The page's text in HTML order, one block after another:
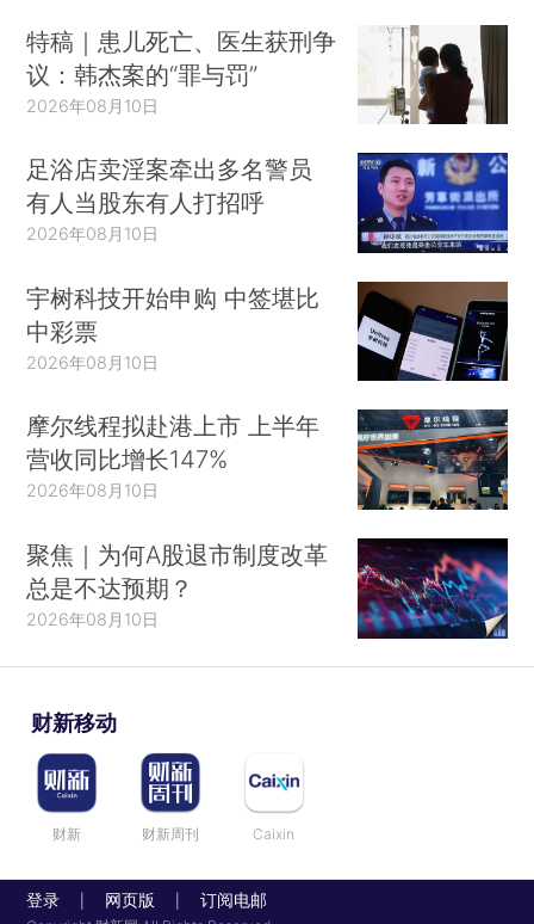
特稿｜患儿死亡、医生获刑争
议：韩杰案的“罪与罚”
2026年08月10日
足浴店卖淫案牵出多名警员
有人当股东有人打招呼
2026年08月10日
宇树科技开始申购 中签堪比
中彩票
2026年08月10日
摩尔线程拟赴港上市 上半年
营收同比增长147%
2026年08月10日
聚焦｜为何A股退市制度改革
总是不达预期？
2026年08月10日
财新移动
财新 财新周刊 Caixin
登录 网页版 订阅电邮